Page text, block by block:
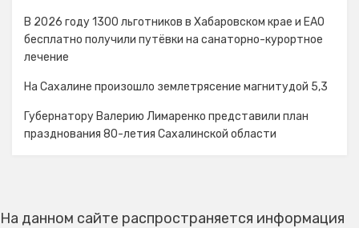
В 2026 году 1300 льготников в Хабаровском крае и ЕАО
бесплатно получили путёвки на санаторно-курортное
лечение
На Сахалине произошло землетрясение магнитудой 5,3
Губернатору Валерию Лимаренко представили план
празднования 80-летия Сахалинской области
На данном сайте распространяется информация